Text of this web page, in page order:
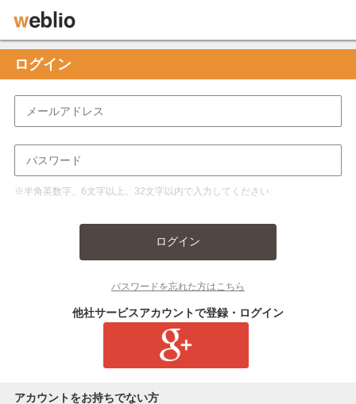
ログイン
※半角英数字、6文字以上、32文字以内で入力してください
ログイン
パスワードを忘れた方はこちら
他社サービスアカウントで登録・ログイン
アカウントをお持ちでない方